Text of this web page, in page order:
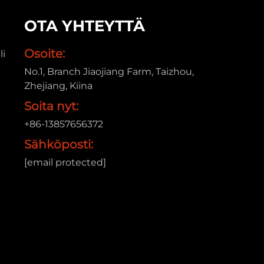
ja kaupallisiin käyttötarkoituksiin.
ja visuaaliseen suunnitteluun sen
vuoksi erilaisissa
säteily vaihtelevat merkittävästi.
kosteudelle, korroosiolle ja
lentokenttien, sairaaloiden,
kun ylläpidetään pitkäaikaista
OTA YHTEYTTÄ
Osoite:
No.1, Branch Jiaojiang Farm, Taizhou,
Zhejiang, Kiina
Soita nyt:
+86-13857656372
Sähköposti:
[email protected]